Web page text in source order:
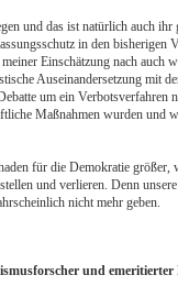
und das ist natürlich auch ihr
in den bisherigen
Einschätzung nach auch
Auseinandersetzung mit
um ein Verbotsverfahren
Maßnahmen wurden und
für die Demokratie
und verlieren. Denn
nicht mehr geben.
und